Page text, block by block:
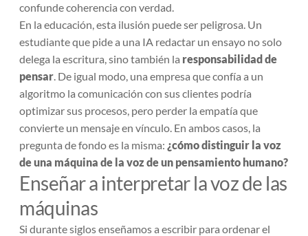
confunde coherencia con verdad.
En la educación, esta ilusión puede ser peligrosa. Un
estudiante que pide a una IA redactar un ensayo no solo
delega la escritura, sino también la responsabilidad de
pensar. De igual modo, una empresa que confía a un
algoritmo la comunicación con sus clientes podría
optimizar sus procesos, pero perder la empatía que
convierte un mensaje en vínculo. En ambos casos, la
pregunta de fondo es la misma: ¿cómo distinguir la voz
de una máquina de la voz de un pensamiento humano?
Enseñar a interpretar la voz de las
máquinas
Si durante siglos enseñamos a escribir para ordenar el